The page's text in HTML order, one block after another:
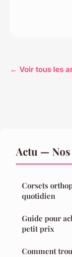
← Voir tous les
Actu —
Corsets
quotidien
Guide pour
petit prix
Comment